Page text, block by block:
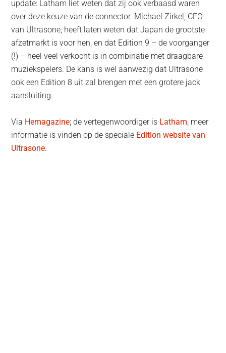
update: Latham liet weten dat zij ook verbaasd waren
over deze keuze van de connector. Michael Zirkel, CEO
van Ultrasone, heeft laten weten dat Japan de grootste
afzetmarkt is voor hen, en dat Edition 9 – de voorganger
(!) – heel veel verkocht is in combinatie met draagbare
muziekspelers. De kans is wel aanwezig dat Ultrasone
ook een Edition 8 uit zal brengen met een grotere jack
aansluiting.
Via Hemagazine; de vertegenwoordiger is Latham, meer
informatie is vinden op de speciale Edition website van
Ultrasone.